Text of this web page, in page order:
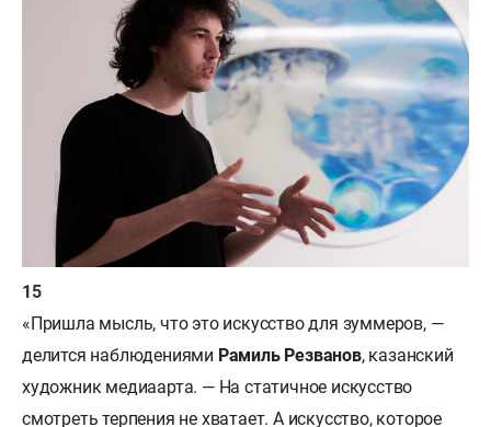
«Пришла мысль, что это искусство для зуммеров, —
делится наблюдениями Рамиль Резванов, казанский
художник медиаарта. — На статичное искусство
смотреть терпения не хватает. А искусство, которое